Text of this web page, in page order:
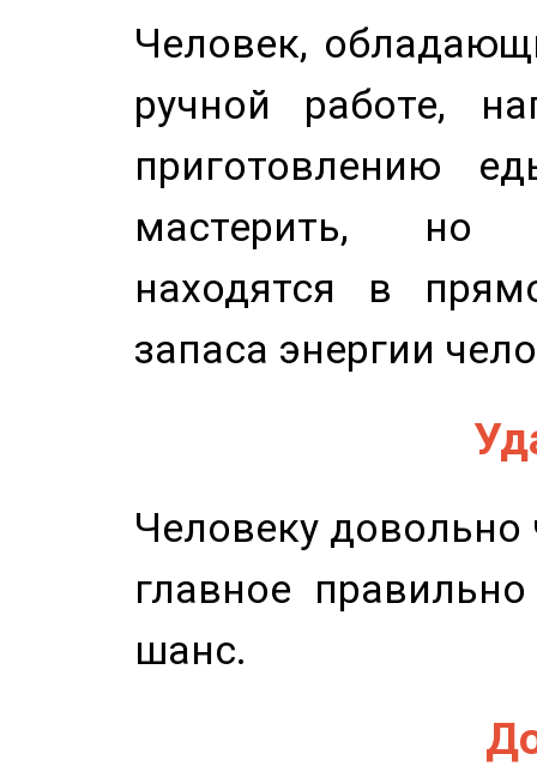
Человек,
ручной работе,
приготовлению
мастерить, но
находятся в
запаса энергии
Человеку довольно
главное
шанс.